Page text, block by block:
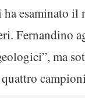
esaminato
Fernandino
ma
quattro